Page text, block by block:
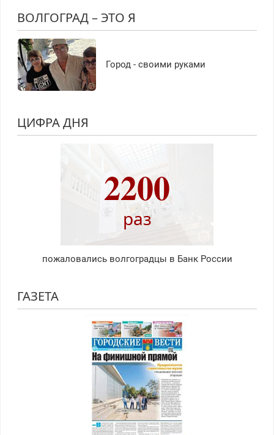
ВОЛГОГРАД – ЭТО Я
Город - своими руками
ЦИФРА ДНЯ
2200
раз
пожаловались волгоградцы в Банк России
ГАЗЕТА